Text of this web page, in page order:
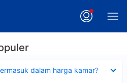
dalam harga kamar?